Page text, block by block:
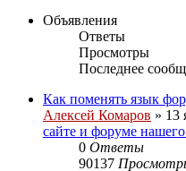
Объявления
Ответы
Просмотры
Последнее
Как поменять язык
Алексей Комаров » 13
сайте и форуме нашего
0 Ответы
90137